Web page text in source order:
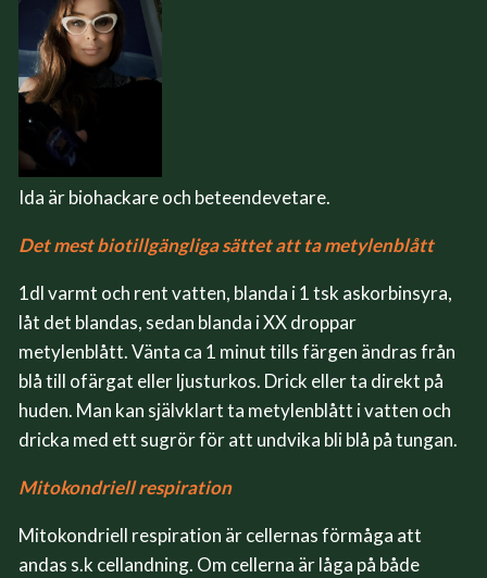
Ida är biohackare och beteendevetare.
Det mest biotillgängliga sättet att ta metylenblått
1dl varmt och rent vatten, blanda i 1 tsk askorbinsyra,
låt det blandas, sedan blanda i XX droppar
metylenblått. Vänta ca 1 minut tills färgen ändras från
blå till ofärgat eller ljusturkos. Drick eller ta direkt på
huden. Man kan självklart ta metylenblått i vatten och
dricka med ett sugrör för att undvika bli blå på tungan.
Mitokondriell respiration
Mitokondriell respiration är cellernas förmåga att
andas s.k cellandning. Om cellerna är låga på både